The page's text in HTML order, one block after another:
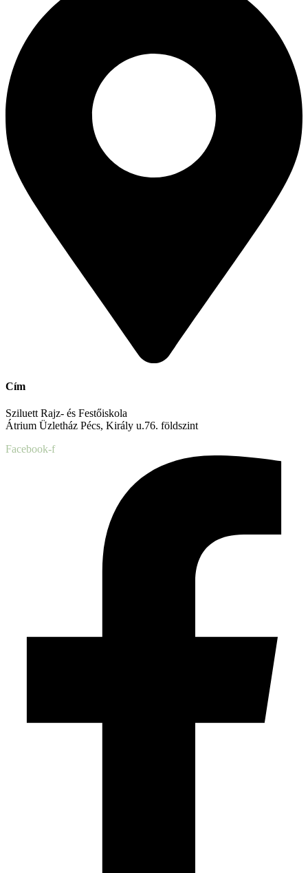
Cím
Sziluett Rajz- és Festőiskola
Átrium Üzletház Pécs, Király u.76. földszint
Facebook-f